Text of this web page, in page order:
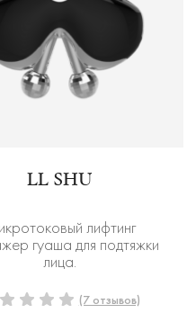
LL SHU
лифтинг
гуаша для подтяжки
лица.
(7 отзывов)